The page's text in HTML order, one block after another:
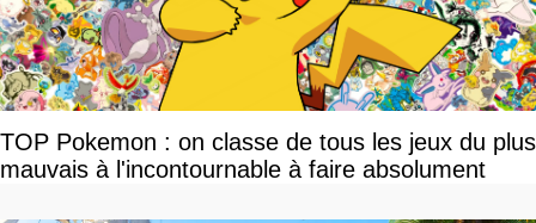
TOP Pokemon : on classe de tous les jeux du plus
mauvais à l'incontournable à faire absolument